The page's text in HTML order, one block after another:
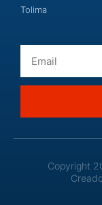
Tolima
Copyright